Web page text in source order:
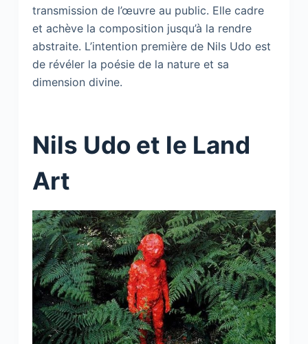
transmission de l’œuvre au public. Elle cadre
et achève la composition jusqu’à la rendre
abstraite. L’intention première de Nils Udo est
de révéler la poésie de la nature et sa
dimension divine.
Nils Udo et le Land
Art